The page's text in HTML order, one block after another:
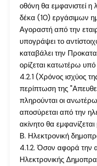
οθόνη θα εμφανιστεί
δέκα (10) εργάσιμων
Αγοραστή από την
υπογράψει το
καταβάλει την
ορίζεται κατωτέρω υπό
4.2.1 (Χρόνος ισχύος
περίπτωση της
πληρούνται οι
αποσύρεται από την
ακίνητο θα
Β. Ηλεκτρονική
4.1.2. Όσον αφορά την
Ηλεκτρονικής